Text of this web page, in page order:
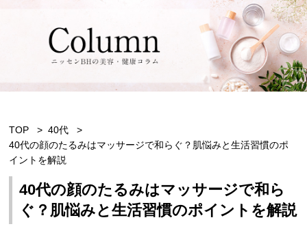
TOP
40代
40代の顔のたるみはマッサージで和らぐ？肌悩みと生活習慣のポ
イントを解説
40代の顔のたるみはマッサージで和ら
ぐ？肌悩みと生活習慣のポイントを解説